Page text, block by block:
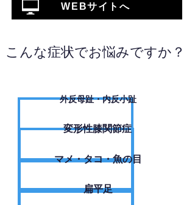
WEBサイトへ
こんな症状でお悩みですか？
外反母趾・内反小趾
変形性膝関節症
​マメ・タコ・魚の目
扁平足